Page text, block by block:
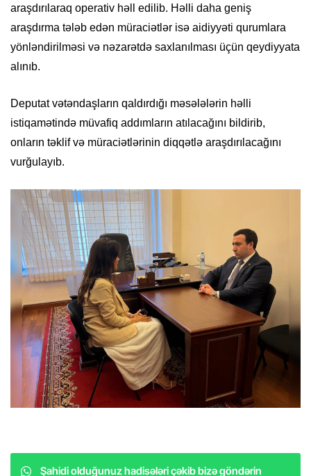
araşdırılaraq operativ həll edilib. Həlli daha geniş
araşdırma tələb edən müraciətlər isə aidiyyəti qurumlara
yönləndirilməsi və nəzarətdə saxlanılması üçün qeydiyyata
alınıb.
Deputat vətəndaşların qaldırdığı məsələlərin həlli
istiqamətində müvafiq addımların atılacağını bildirib,
onların təklif və müraciətlərinin diqqətlə araşdırılacağını
vurğulayıb.
Şahidi olduğunuz hadisələri çəkib bizə göndərin